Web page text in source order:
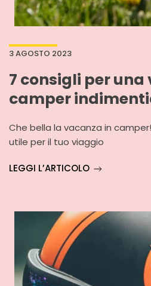
3 AGOSTO 2023
7 consigli per una
camper
Che bella la vacanza in
utile per il tuo viaggio
LEGGI L’ARTICOLO